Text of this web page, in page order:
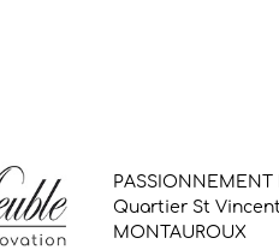
PASSIONNEMENT
Quartier St Vincent
MONTAUROUX